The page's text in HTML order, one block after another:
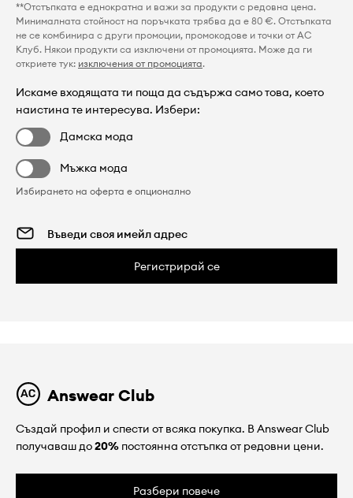
**Отстъпката е еднократна и важи за продукти с редовна цена.
Минималната стойност на поръчката трябва да е 80 €. Отстъпката
не се комбинира с други промоции, промокодове и точки от AC
Клуб. Някои продукти са изключени от промоцията. Може да ги
откриете тук: изключения от промоцията.
Искаме входящата ти поща да съдържа само това, което
наистина те интересува. Избери:
Дамска мода
Мъжка мода
Избирането на оферта е опционално
Регистрирай се
Answear Club
Създай профил и спести от всяка покупка. В Answear Club
получаваш до20% постоянна отстъпка от редовни цени.
Разбери повече